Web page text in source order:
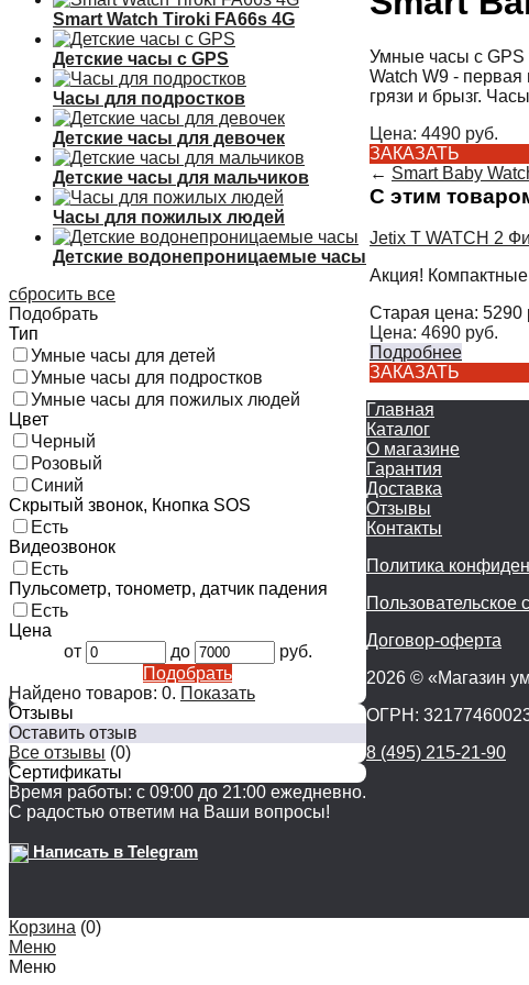
Smart Watch Tiroki FA66s 4G
Детские часы с GPS
Часы для подростков
Детские часы для девочек
Детские часы для мальчиков
Часы для пожилых людей
Детские водонепроницаемые часы
сбросить все
Подобрать
Тип
Умные часы для детей
Умные часы для подростков
Умные часы для пожилых людей
Цвет
Черный
Розовый
Синий
Скрытый звонок, Кнопка SOS
Есть
Видеозвонок
Есть
Пульсометр, тонометр, датчик падения
Есть
Цена
от
до
руб.
Подобрать
Найдено товаров: 0. Показать
Отзывы
Оставить отзыв
Все отзывы (0)
Сертификаты
Умные часы с GPS
Watch W9 - первая
грязи и брызг.
Цена: 4490 руб.
ЗАКАЗАТЬ
← Smart Baby
С этим
Jetix T WATCH 2
Акция!
Старая цена: 5290
Цена: 4690 руб.
Подробнее
ЗАКАЗАТЬ
Главная
Каталог
О магазине
Гарантия
Доставка
Отзывы
Контакты
Политика
Пользовательское
Договор-оферта
2026 © «Магазин
ОГРН:
8 (495) 215-21-90
Время работы: с 09:00 до 21:00 ежедневно.
С радостью ответим на Ваши вопросы!
Написать в Telegram
Корзина (0)
Меню
Меню